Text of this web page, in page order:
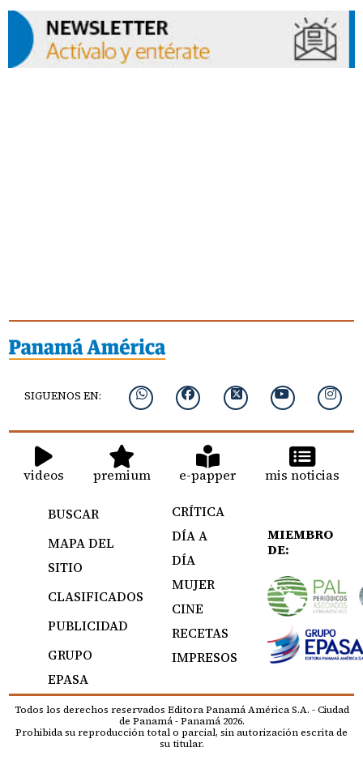
SIGUENOS EN:
videos premium e-papper mis noticias
BUSCAR
MAPA DEL
SITIO
CLASIFICADOS
PUBLICIDAD
GRUPO
EPASA
CRÍTICA
DÍA A
DÍA
MUJER
CINE
RECETAS
IMPRESOS
MIEMBRO
DE:
Todos los derechos reservados Editora Panamá América S.A. - Ciudad
de Panamá - Panamá 2026.
Prohibida su reproducción total o parcial, sin autorización escrita de
su titular.